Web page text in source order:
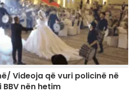
Videoja që vuri policinë në
nën hetim